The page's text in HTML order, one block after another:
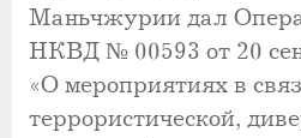
Маньчжурии дал
НКВД № 00593 от 20
«О мероприятиях в
террористической,